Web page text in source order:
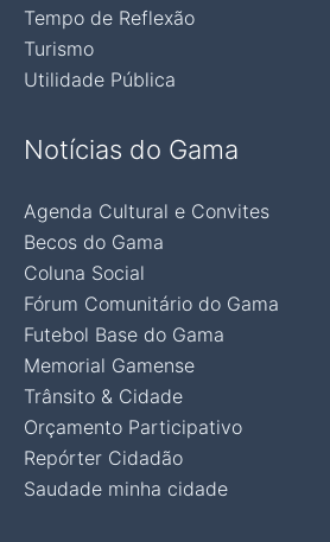
Tempo de Reflexão
Turismo
Utilidade Pública
Notícias do Gama
Agenda Cultural e Convites
Becos do Gama
Coluna Social
Fórum Comunitário do Gama
Futebol Base do Gama
Memorial Gamense
Trânsito & Cidade
Orçamento Participativo
Repórter Cidadão
Saudade minha cidade